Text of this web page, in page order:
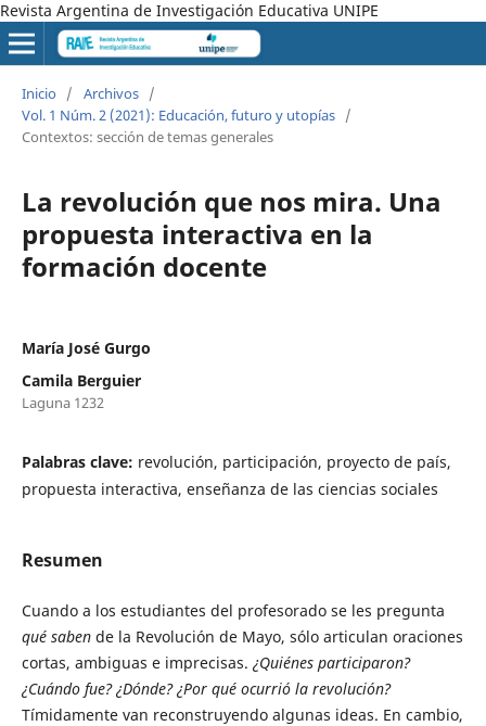
Revista Argentina de Investigación Educativa UNIPE
Inicio / Archivos /
Vol. 1 Núm. 2 (2021): Educación, futuro y utopías /
Contextos: sección de temas generales
La revolución que nos mira. Una
propuesta interactiva en la
formación docente
María José Gurgo
Camila Berguier
Laguna 1232
Palabras clave: revolución, participación, proyecto de país,
propuesta interactiva, enseñanza de las ciencias sociales
Resumen
Cuando a los estudiantes del profesorado se les pregunta
qué sabende la Revolución de Mayo, sólo articulan oraciones
cortas, ambiguas e imprecisas. ¿Quiénes participaron?
¿Cuándo fue? ¿Dónde? ¿Por qué ocurrió la revolución?
Tímidamente van reconstruyendo algunas ideas. En cambio,